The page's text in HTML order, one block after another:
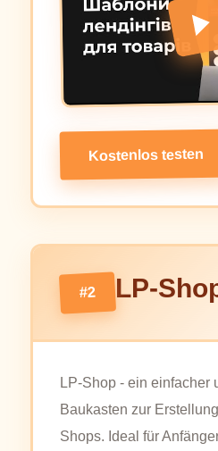
Kostenlos testen
#2 LP-
LP-Shop - ein einfacher
Baukasten zur
Shops. Ideal für